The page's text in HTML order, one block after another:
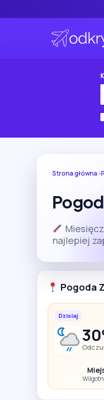
Strona główna›
najlepiej
Pogoda
Dzisiaj